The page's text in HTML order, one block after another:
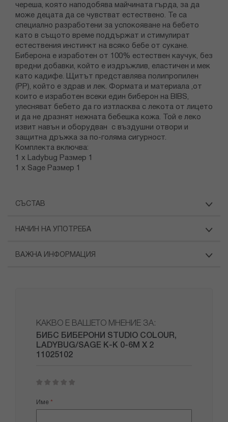
череша, която наподобява майчината гърда, за да
може децата да се чувстват естествено. Те са
специално разработени за успокояване на бебето
като в същото време поддържат и стимулират
естествения инстинкт на всяко бебе от сукане.
Биберона е изработен от 100% естествен каучук, без
вредни добавки, който е издръжлив, еластичен и мек
като кадифе. Щитът представлява полипропилен
(PP), който е здрав и лек. Формата и материала ,от
които е изработен всеки един биберон на BIBS,
улесняват бебето да го изтласква с лекота от лицето
и да не дразнят нежната бебешка кожа. Той е леко
извит навън и оборудван с въздушни отвори и
защитна дръжка за по-голяма сигурност.
Комплекта включва:
1 x Ladybug Размер 1
1 x Sage Размер 1
СЪСТАВ
НАЧИН НА УПОТРЕБА
ВАЖНА ИНФОРМАЦИЯ
КАКВО Е ВАШЕТО МНЕНИЕ ЗА:
БИБС БИБЕРОНИ STUDIO COLOUR,
LADYBUG/SAGE К-К 0-6М X 2
11025102
star
stars
stars
stars
stars
Име